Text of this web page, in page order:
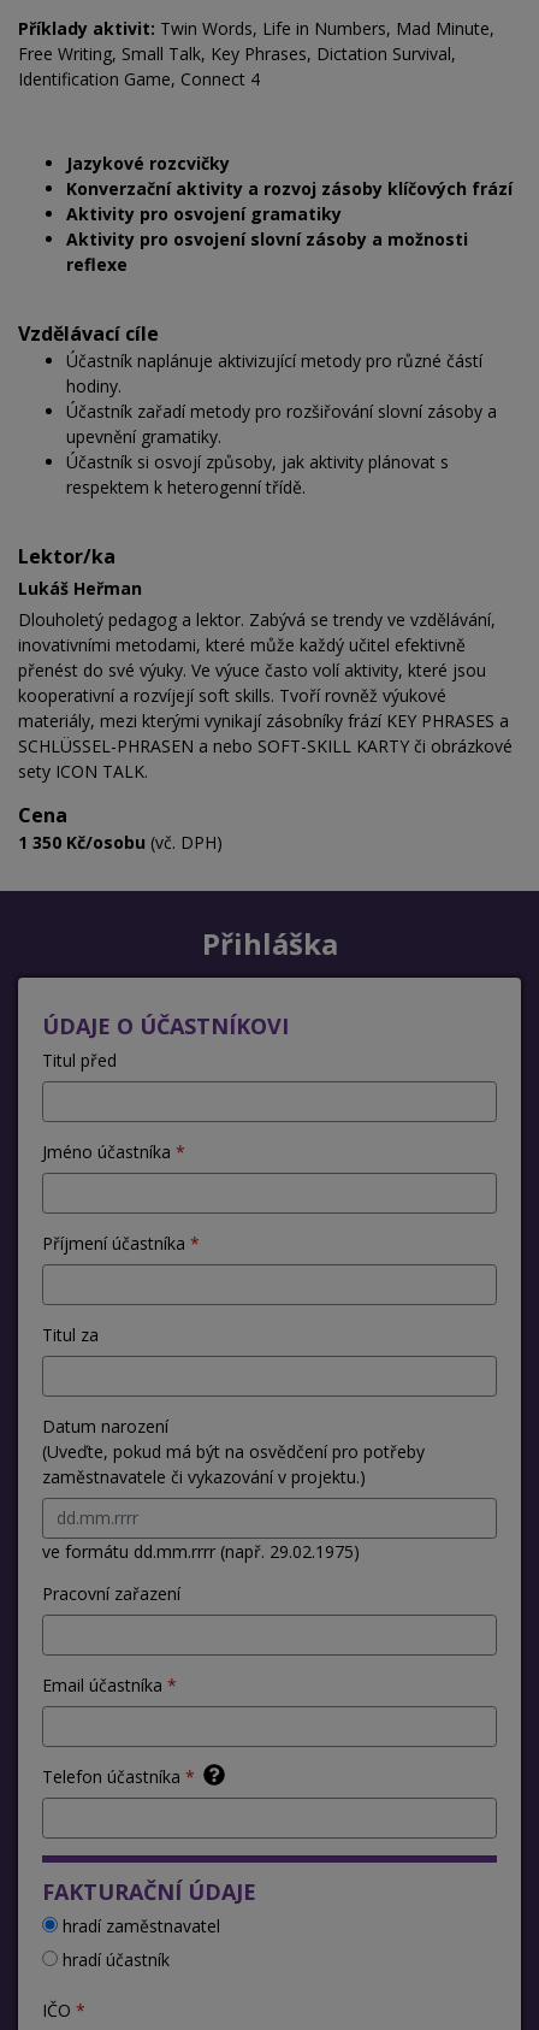
Příklady aktivit: Twin Words, Life in Numbers, Mad Minute,
Free Writing, Small Talk, Key Phrases, Dictation Survival,
Identification Game, Connect 4
Jazykové rozcvičky
Konverzační aktivity a rozvoj zásoby klíčových frází
Aktivity pro osvojení gramatiky
Aktivity pro osvojení slovní zásoby a možnosti
reflexe
Vzdělávací cíle
Účastník naplánuje aktivizující metody pro různé částí
hodiny.
Účastník zařadí metody pro rozšiřování slovní zásoby a
upevnění gramatiky.
Účastník si osvojí způsoby, jak aktivity plánovat s
respektem k heterogenní třídě.
Lektor/ka
Lukáš Heřman
Dlouholetý pedagog a lektor. Zabývá se trendy ve vzdělávání,
inovativními metodami, které může každý učitel efektivně
přenést do své výuky. Ve výuce často volí aktivity, které jsou
kooperativní a rozvíjejí soft skills. Tvoří rovněž výukové
materiály, mezi kterými vynikají zásobníky frází KEY PHRASES a
SCHLÜSSEL-PHRASEN a nebo SOFT-SKILL KARTY či obrázkové
sety ICON TALK.
Cena
1 350 Kč/osobu (vč. DPH)
Přihláška
ÚDAJE O ÚČASTNÍKOVI
Titul před
Jméno účastníka
Příjmení účastníka
Titul za
Datum narození
(Uveďte, pokud má být na osvědčení pro potřeby
zaměstnavatele či vykazování v projektu.)
ve formátu dd.mm.rrrr (např. 29.02.1975)
Pracovní zařazení
Email účastníka
Telefon účastníka
FAKTURAČNÍ ÚDAJE
hradí zaměstnavatel
hradí účastník
IČO